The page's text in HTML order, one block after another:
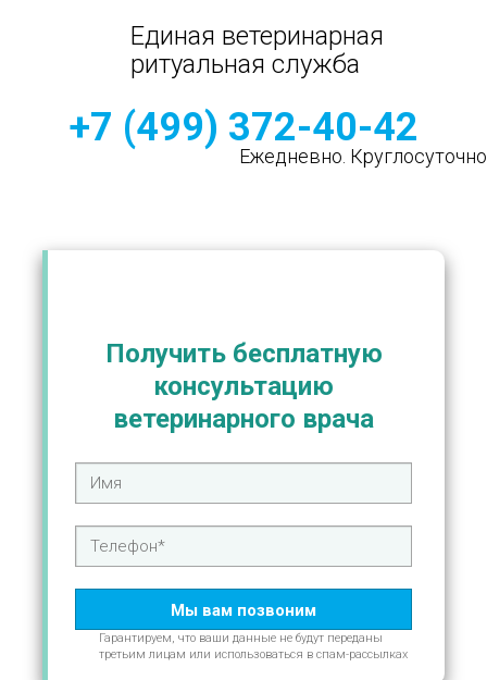
Единая ветеринарная
ритуальная служба
+7 (499) 372-40-42
Ежедневно. Круглосуточно
Получить бесплатную
консультацию
ветеринарного врача
Гарантируем, что ваши данные не будут переданы
третьим лицам или использоваться в спам-рассылках